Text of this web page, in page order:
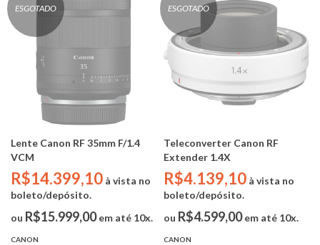
ESGOTADO
Lente Canon RF 35mm F/1.4
VCM
R$14.399,10 à vista no
boleto/depósito.
ou R$15.999,00em até 10x.
CANON
ESGOTADO
Teleconverter Canon RF
Extender 1.4X
R$4.139,10 à vista no
boleto/depósito.
ou R$4.599,00em até 10x.
CANON